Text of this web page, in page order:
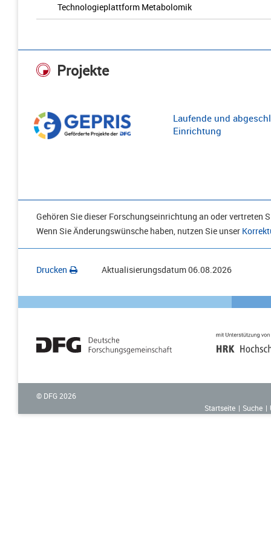
Technologieplattform Metabolomik
Projekte
Laufende und
Einrichtung
Gehören Sie dieser Forschungseinrichtung an oder vertreten
Wenn Sie Änderungswünsche haben, nutzen Sie unser
Drucken Aktualisierungsdatum06.08.2026
© DFG 2026
Startseite
Suche